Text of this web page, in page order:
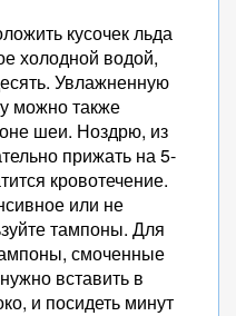
кусочек льда
холодной водой,
Увлажненную
можно также
шеи. Ноздрю, из
прижать на 5-
кровотечение.
или не
тампоны. Для
смоченные
вставить в
и посидеть минут